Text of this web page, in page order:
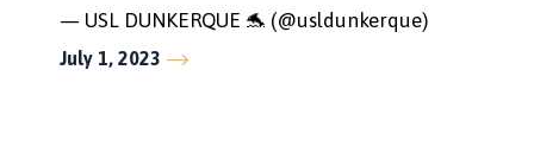
— USL DUNKERQUE 🐬 (@usldunkerque)
July 1, 2023